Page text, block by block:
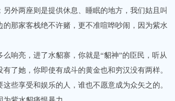
外两座则是提供休息、睡眠的地方，我们姑且叫
那家客栈绝不许赌，更不准喧哗吵闹，因为紫水
亮，进了水貂寨，你就是“貂神”的臣民，听从
了她，你即使有成斗的黄金也和穷汉没有两样。
些享受和娱乐的人，谁也不愿意成为众矢之的。